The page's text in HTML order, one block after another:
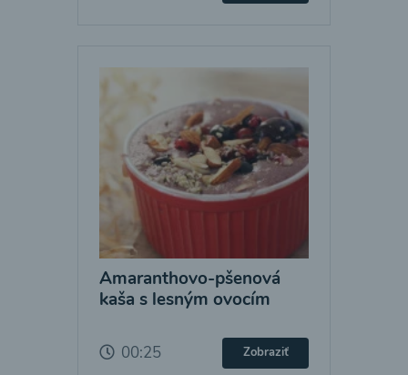
Amaranthovo-pšenová
kaša s lesným ovocím
00:25 Zobraziť